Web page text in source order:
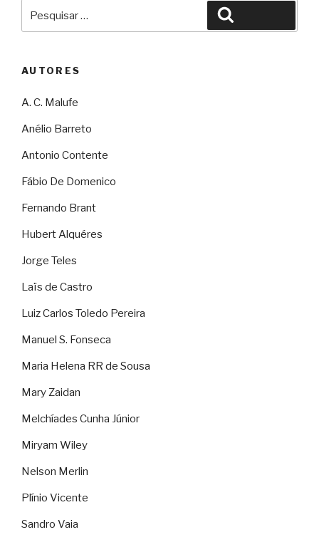
por:
AUTORES
A. C. Malufe
Anélio Barreto
Antonio Contente
Fábio De Domenico
Fernando Brant
Hubert Alquéres
Jorge Teles
Laïs de Castro
Luiz Carlos Toledo Pereira
Manuel S. Fonseca
Maria Helena RR de Sousa
Mary Zaidan
Melchíades Cunha Júnior
Miryam Wiley
Nelson Merlin
Plínio Vicente
Sandro Vaia